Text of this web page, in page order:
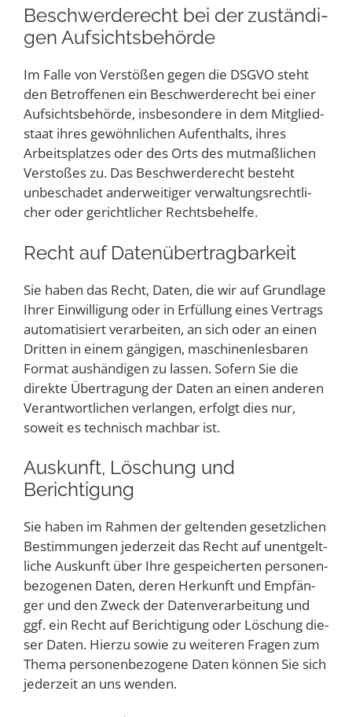
Beschwerde­recht bei der zustän­di­
gen Aufsichtsbehörde
Im Fal­le von Ver­stö­ßen gegen die DSGVO steht
den Betrof­fe­nen ein Beschwer­de­recht bei einer
Auf­sichts­be­hör­de, ins­be­son­de­re in dem Mit­glied­
staat ihres gewöhn­li­chen Auf­ent­halts, ihres
Arbeits­plat­zes oder des Orts des mut­maß­li­chen
Ver­sto­ßes zu. Das Beschwer­de­recht besteht
unbe­scha­det ander­wei­ti­ger ver­wal­tungs­recht­li­
cher oder gericht­li­cher Rechtsbehelfe.
Recht auf Datenübertragbarkeit
Sie haben das Recht, Daten, die wir auf Grund­la­ge
Ihrer Ein­wil­li­gung oder in Erfül­lung eines Ver­trags
auto­ma­ti­siert ver­ar­bei­ten, an sich oder an einen
Drit­ten in einem gän­gi­gen, maschi­nen­les­ba­ren
For­mat aus­hän­di­gen zu las­sen. Sofern Sie die
direk­te Über­tra­gung der Daten an einen ande­ren
Ver­ant­wort­li­chen ver­lan­gen, erfolgt dies nur,
soweit es tech­nisch mach­bar ist.
Aus­kunft, Löschung und
Berichtigung
Sie haben im Rah­men der gel­ten­den gesetz­li­chen
Bestim­mun­gen jeder­zeit das Recht auf unent­gelt­
li­che Aus­kunft über Ihre gespei­cher­ten per­so­nen­
be­zo­ge­nen Daten, deren Her­kunft und Emp­fän­
ger und den Zweck der Daten­ver­ar­bei­tung und
ggf. ein Recht auf Berich­ti­gung oder Löschung die­
ser Daten. Hier­zu sowie zu wei­te­ren Fra­gen zum
The­ma per­so­nen­be­zo­ge­ne Daten kön­nen Sie sich
jeder­zeit an uns wenden.